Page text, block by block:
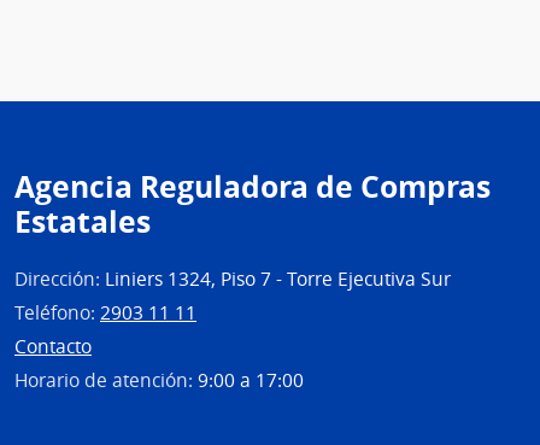
Agencia Reguladora de Compras
Estatales
Dirección: Liniers 1324, Piso 7 - Torre Ejecutiva Sur
Teléfono: 2903 11 11
Contacto
Horario de atención: 9:00 a 17:00